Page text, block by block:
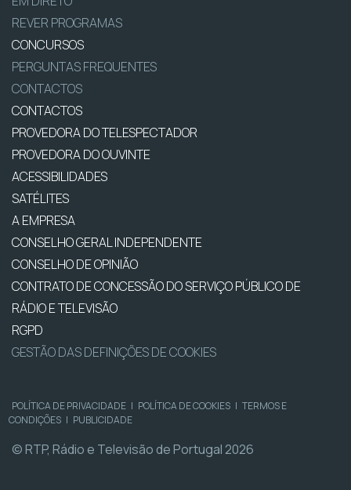
REVER PROGRAMAS
CONCURSOS
PERGUNTAS FREQUENTES
CONTACTOS
CONTACTOS
PROVEDORA DO TELESPECTADOR
PROVEDORA DO OUVINTE
ACESSIBILIDADES
SATÉLITES
A EMPRESA
CONSELHO GERAL INDEPENDENTE
CONSELHO DE OPINIÃO
CONTRATO DE CONCESSÃO DO SERVIÇO PÚBLICO DE
RÁDIO E TELEVISÃO
RGPD
GESTÃO DAS DEFINIÇÕES DE COOKIES
POLÍTICA DE PRIVACIDADE | POLÍTICA DE COOKIES | TERMOS E
CONDIÇÕES | PUBLICIDADE
© RTP, Rádio e Televisão de Portugal 2026